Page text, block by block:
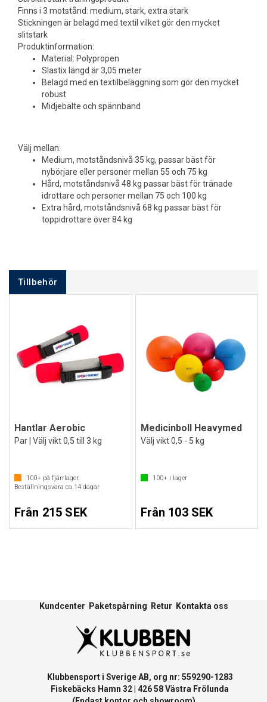
Finns i 3 motstånd: medium, stark, extra stark
Stickningen är belagd med textil vilket gör den mycket
slitstark
Produktinformation:
Material: Polypropen
Slastix längd är 3,05 meter
Belagd med en textilbeläggning som gör den mycket
robust
Midjebälte och spännband
Välj mellan:
Medium, motståndsnivå 35 kg, passar bäst för
nybörjare eller personer mellan 55 och 75 kg
Hård, motståndsnivå 48 kg passar bäst för tränade
idrottare och personer mellan 75 och 100 kg
Extra hård, motståndsnivå 68 kg passar bäst för
toppidrottare över 84 kg
Tillbehör
Hantlar Aerobic
Par | Välj vikt 0,5 till 3 kg
100+ på fjärrlager.
Beställningsvara ca.14 dagar
Från 215 SEK
Medicinboll Heavymed
Välj vikt 0,5 - 5 kg
100+i lager
Från 103 SEK
Kundcenter Paketspårning Retur Kontakta oss
Klubbensport i Sverige AB, org nr: 559290-1283
Fiskebäcks Hamn 32 | 426 58 Västra Frölunda